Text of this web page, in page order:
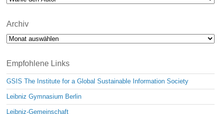
Archiv
Archiv
Empfohlene Links
GSIS The Institute for a Global Sustainable Information Society
Leibniz Gymnasium Berlin
Leibniz-Gemeinschaft